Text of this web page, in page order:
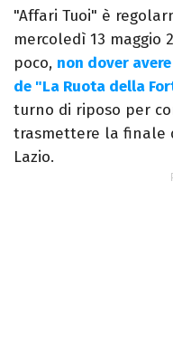
cerco
"Affari Tuoi" è
mercoledì 13 maggio
poco, non dover
de "La Ruota della
turno di riposo per
trasmettere la finale
Lazio.